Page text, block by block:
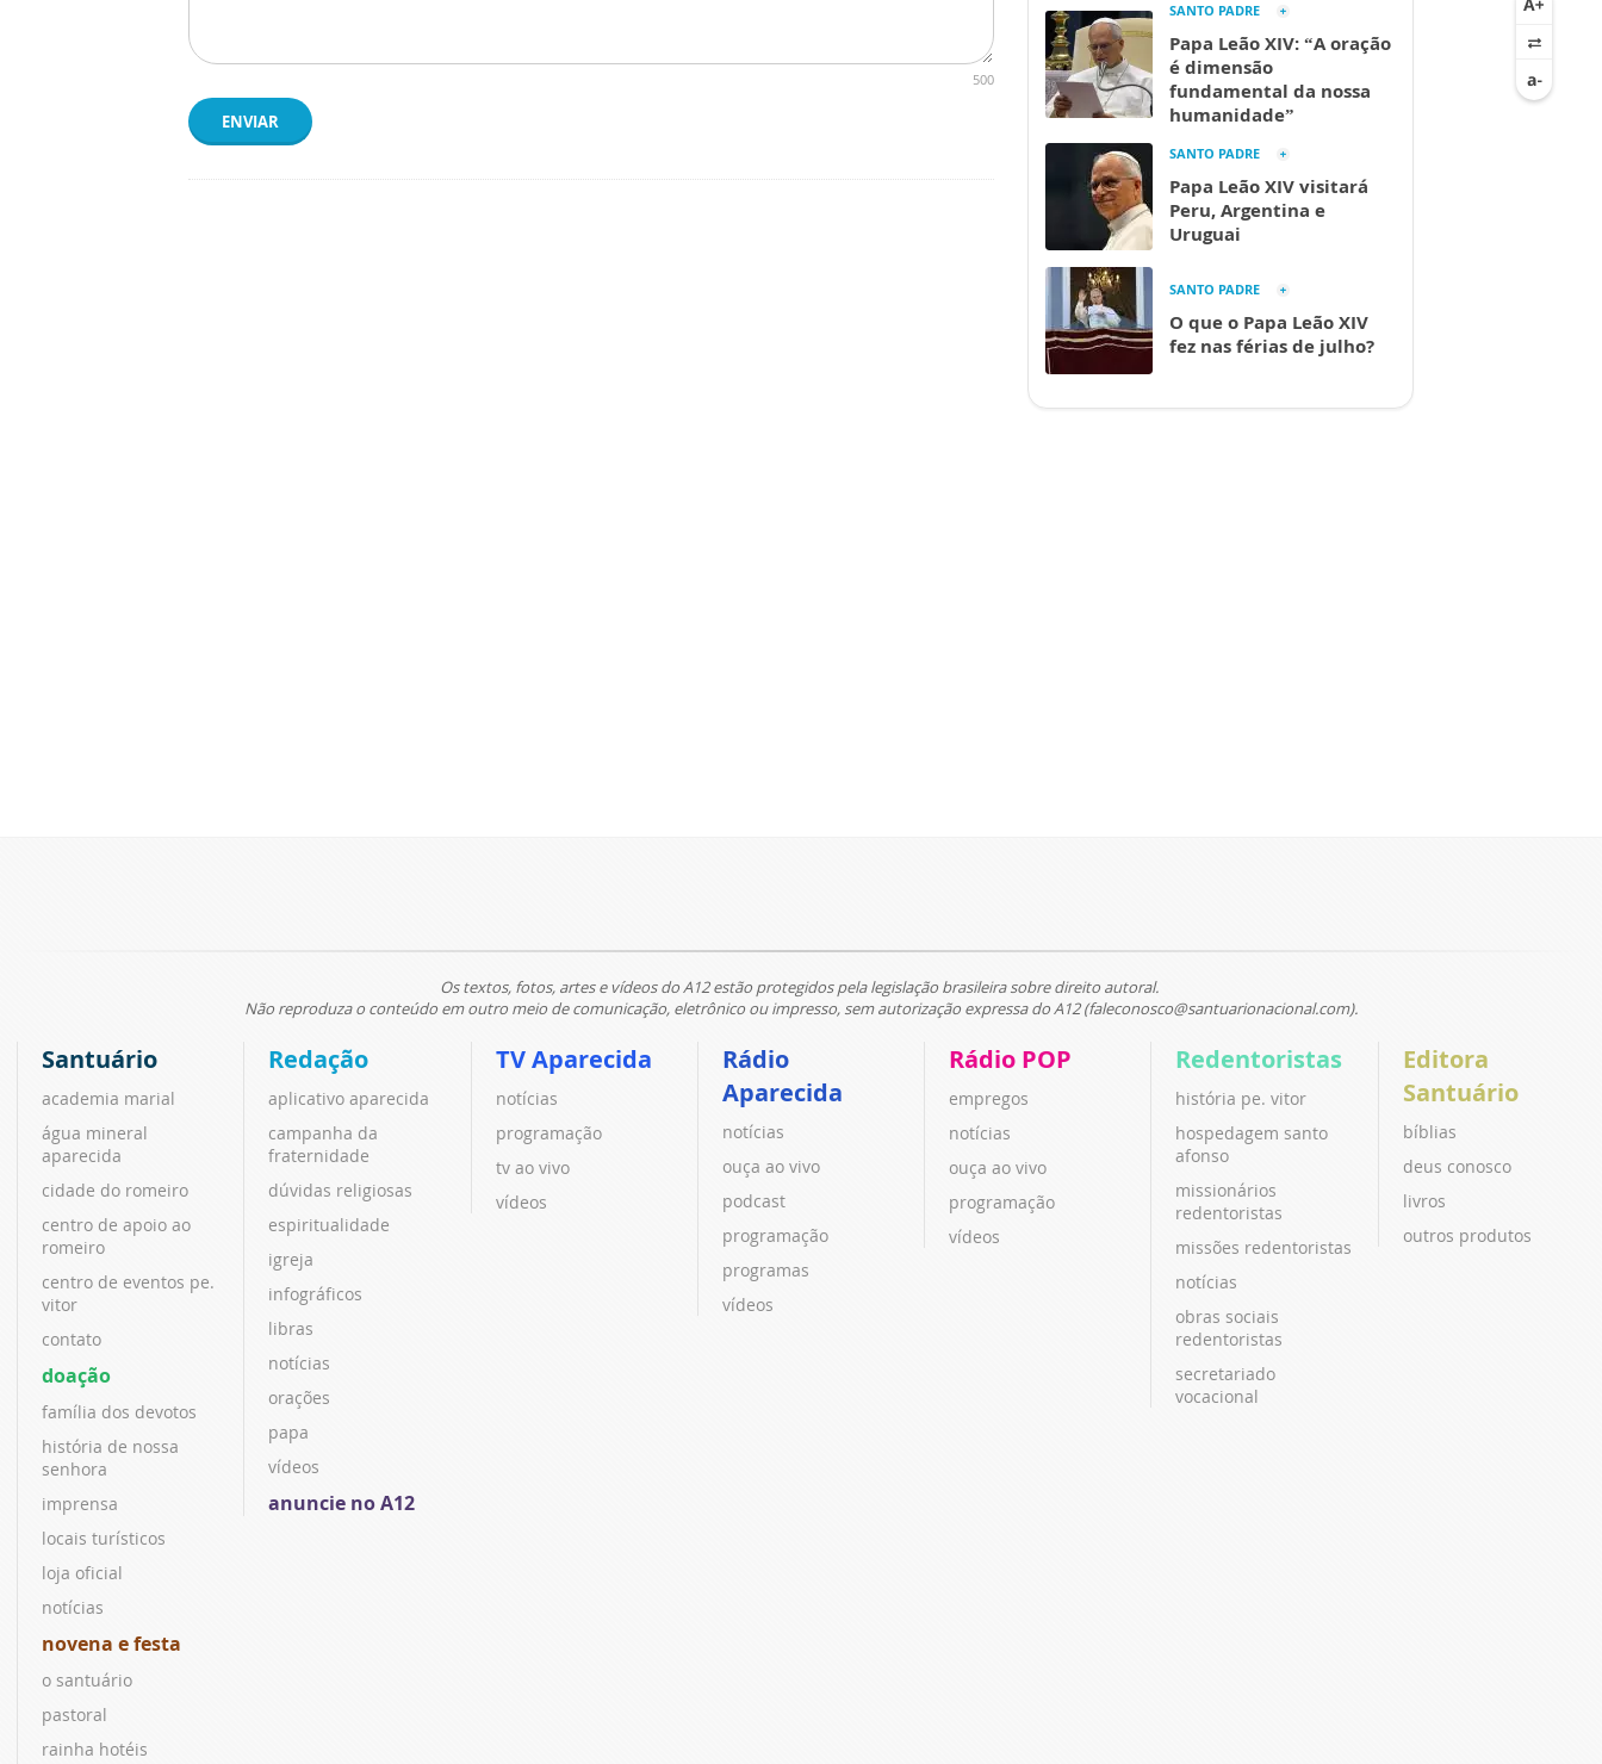
500
ENVIAR
SANTO PADRE
Papa Leão XIV: “A oração
é dimensão
fundamental da nossa
humanidade”
SANTO PADRE
Papa Leão XIV visitará
Peru, Argentina e
Uruguai
SANTO PADRE
O que o Papa Leão XIV
fez nas férias de julho?
Os textos, fotos, artes e vídeos do A12 estão protegidos pela legislação brasileira sobre direito autoral.
Não reproduza o conteúdo em outro meio de comunicação, eletrônico ou impresso, sem autorização expressa do A12 (faleconosco@santuarionacional.com).
Santuário
academia marial
água mineral
aparecida
cidade do romeiro
centro de apoio ao
romeiro
centro de eventos pe.
vitor
contato
doação
família dos devotos
história de nossa
senhora
imprensa
locais turísticos
loja oficial
notícias
novena e festa
o santuário
pastoral
rainha hotéis
Redação
aplicativo aparecida
campanha da
fraternidade
dúvidas religiosas
espiritualidade
igreja
infográficos
libras
notícias
orações
papa
vídeos
anuncie no A12
TV Aparecida
notícias
programação
tv ao vivo
vídeos
Rádio
Aparecida
notícias
ouça ao vivo
podcast
programação
programas
vídeos
Rádio POP
empregos
notícias
ouça ao vivo
programação
vídeos
Redentoristas
história pe. vitor
hospedagem santo
afonso
missionários
redentoristas
missões redentoristas
notícias
obras sociais
redentoristas
secretariado
vocacional
Editora
Santuário
bíblias
deus conosco
livros
outros produtos